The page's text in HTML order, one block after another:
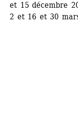
et 15 décembre
2 et 16 et 30